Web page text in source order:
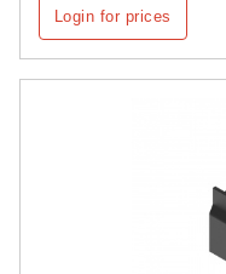
Login for prices